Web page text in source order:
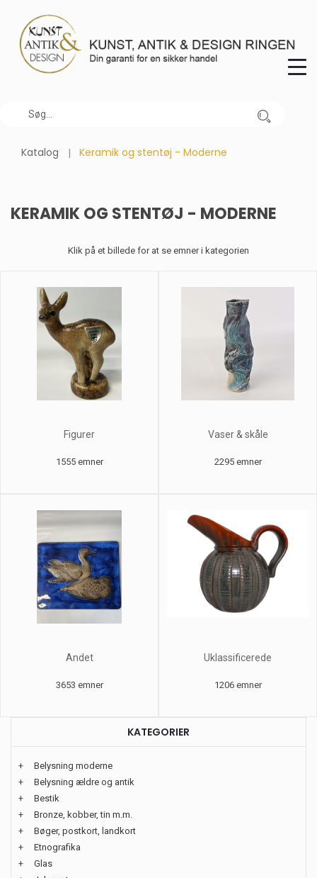
Katalog Keramik og stentøj - Moderne
KERAMIK OG STENTØJ - MODERNE
Klik på et billede for at se emner i kategorien
Figurer
1555 emner
Vaser & skåle
2295 emner
Andet
3653 emner
Uklassificerede
1206 emner
KATEGORIER
+
Belysning moderne
+
Belysning ældre og antik
+
Bestik
+
Bronze, kobber, tin m.m.
+
Bøger, postkort, landkort
+
Etnografika
+
Glas